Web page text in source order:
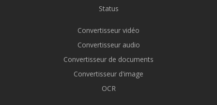
Status
Convertisseur vidéo
Convertisseur audio
Convertisseur de documents
Convertisseur d'image
OCR